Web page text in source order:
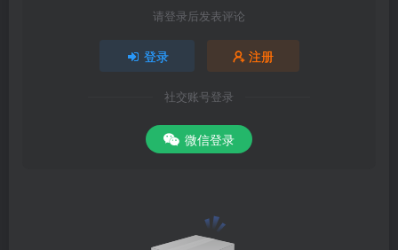
请登录后发表评论
登录 注册
社交账号登录
微信登录